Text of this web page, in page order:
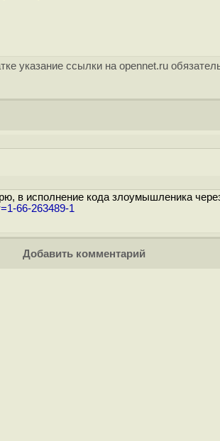
указание ссылки на opennet.ru
в исполнение кода злоумышленика
66-263489-1
Добавить комментарий